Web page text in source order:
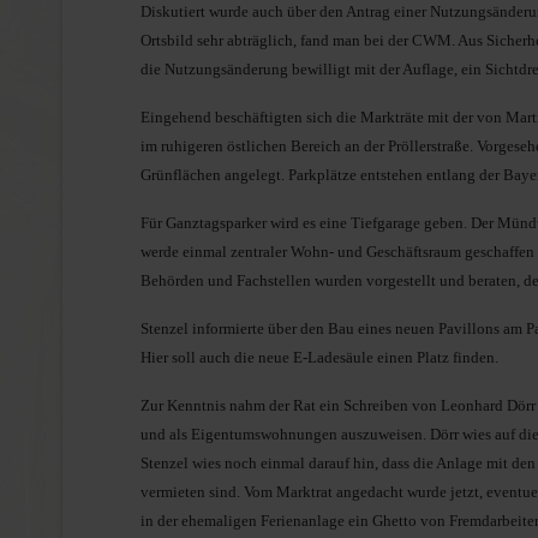
Diskutiert wurde auch über den Antrag einer
Ortsbild sehr abträglich, fand man bei der CWM. Aus
die Nutzungsänderung bewilligt mit der Auflage, ein
Eingehend beschäftigten sich die Markträte mit der von
im ruhigeren östlichen Bereich an der Pröllerstraße.
Grünflächen angelegt. Parkplätze entstehen entlang der
Für Ganztagsparker wird es eine Tiefgarage geben. Der
werde einmal zentraler Wohn- und Geschäftsraum
Behörden und Fachstellen wurden vorgestellt und beraten,
Stenzel informierte über den Bau eines neuen Pavillons am
Hier soll auch die neue E-Ladesäule einen Platz finden.
Zur Kenntnis nahm der Rat ein Schreiben von Leonhard
und als Eigentumswohnungen auszuweisen. Dörr wies auf
Stenzel wies noch einmal darauf hin, dass die Anlage mit
vermieten sind. Vom Marktrat angedacht wurde jetzt,
in der ehemaligen Ferienanlage ein Ghetto von